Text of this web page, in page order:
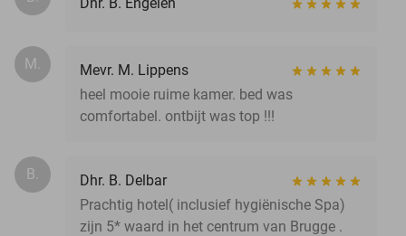
M.
Mevr. M. Lippens
heel mooie ruime kamer. bed was
comfortabel. ontbijt was top !!!
B.
Dhr. B. Delbar
Prachtig hotel( inclusief hygiënische Spa)
zijn 5* waard in het centrum van Brugge .